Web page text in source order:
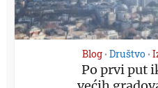
Blog • Društvo •
Po prvi put